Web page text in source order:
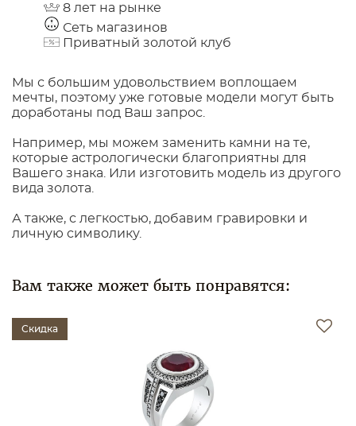
8 лет на рынке
Сеть магазинов
Приватный золотой клуб
Мы с большим удовольствием воплощаем
мечты, поэтому уже готовые модели могут быть
доработаны под Ваш запрос.
Например, мы можем заменить камни на те,
которые астрологически благоприятны для
Вашего знака. Или изготовить модель из другого
вида золота.
А также, с легкостью, добавим гравировки и
личную символику.
Вам также может быть понравятся:
Скидка